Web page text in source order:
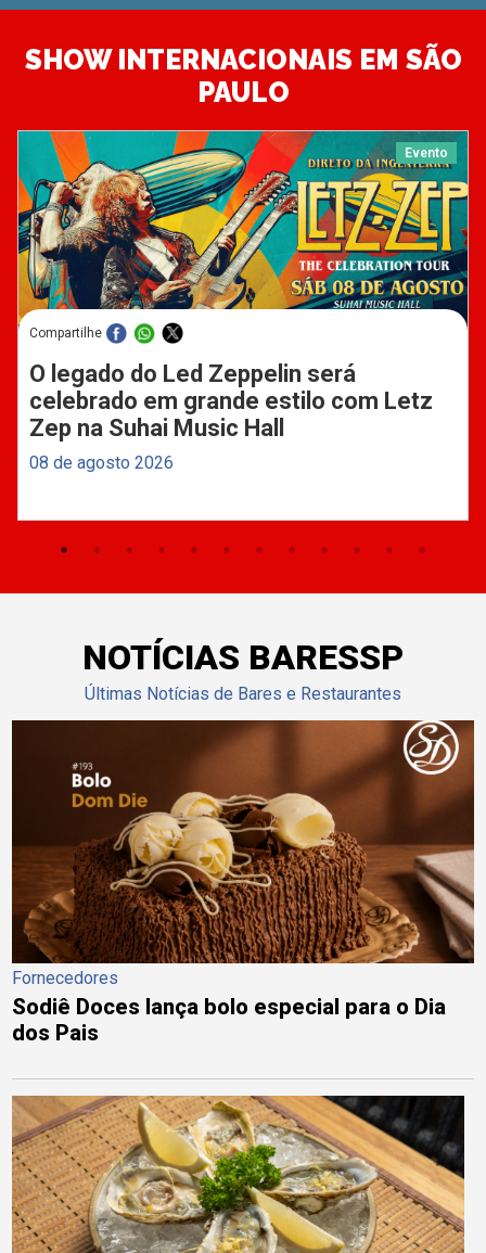
SHOW INTERNACIONAIS EM SÃO
PAULO
Evento
Compartilhe
O legado do Led Zeppelin será
celebrado em grande estilo com Letz
Zep na Suhai Music Hall
08 de agosto 2026
NOTÍCIAS BARESSP
Últimas Notícias de Bares e Restaurantes
Fornecedores
Sodiê Doces lança bolo especial para o Dia
dos Pais